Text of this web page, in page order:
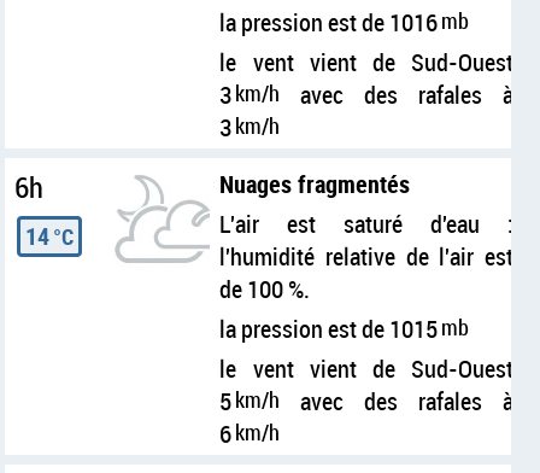
la pression est de 1016mb
le vent vient de Sud-Ouest
3km/h
avec des rafales à
3km/h
6h
14°C
Nuages fragmentés
L'air est saturé d'eau :
l'humidité relative de l'air est
de 100 %.
la pression est de 1015mb
le vent vient de Sud-Ouest
5km/h
avec des rafales à
6km/h